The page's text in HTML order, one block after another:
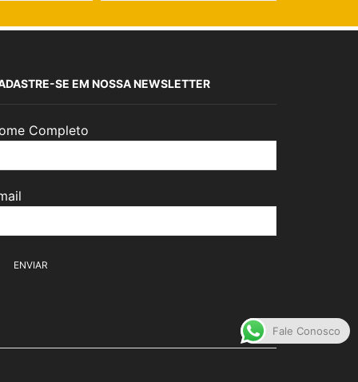
SE EM NOSSA NEWSLETTER
Completo
Fale Conosco